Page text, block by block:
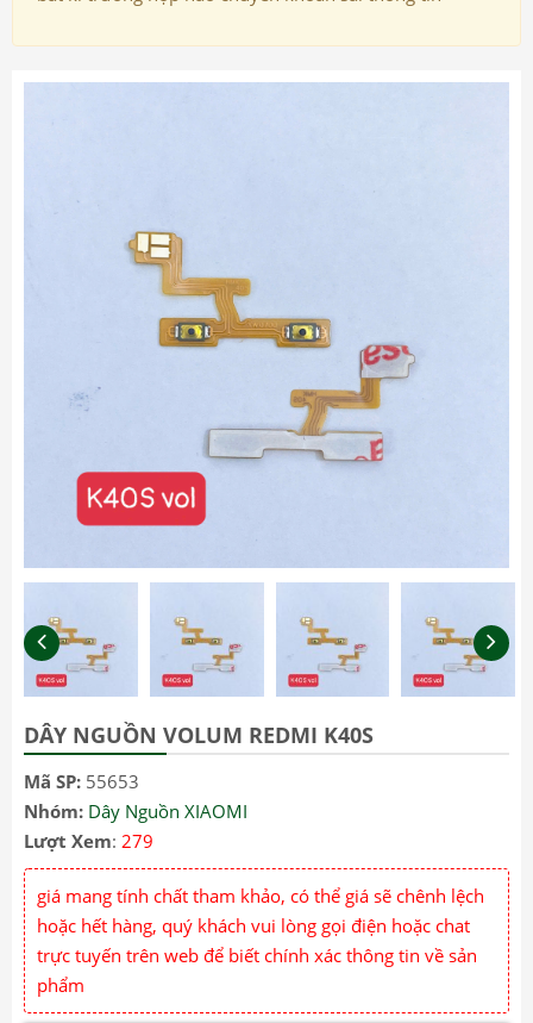
DÂY NGUỒN VOLUM REDMI K40S
Mã SP: 55653
Nhóm: Dây Nguồn XIAOMI
Lượt Xem: 279
giá mang tính chất tham khảo, có thể giá sẽ chênh lệch
hoặc hết hàng, quý khách vui lòng gọi điện hoặc chat
trực tuyến trên web để biết chính xác thông tin về sản
phẩm